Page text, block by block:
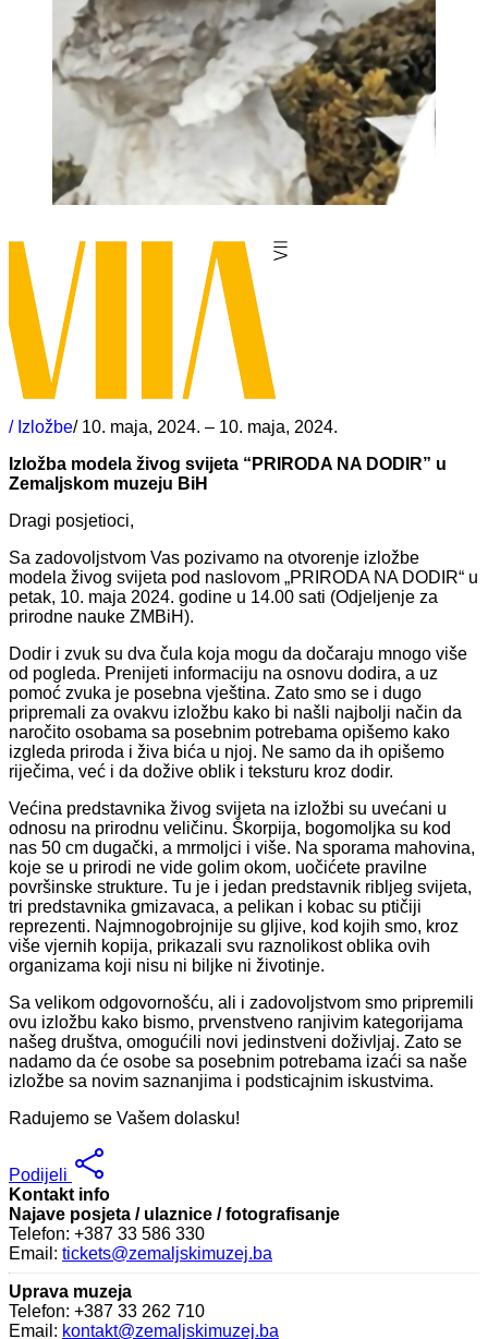
/ Izložbe/ 10. maja, 2024. – 10. maja, 2024.
Izložba modela živog svijeta “PRIRODA NA DODIR” u
Zemaljskom muzeju BiH
Dragi posjetioci,
Sa zadovoljstvom Vas pozivamo na otvorenje izložbe
modela živog svijeta pod naslovom „PRIRODA NA DODIR“ u
petak, 10. maja 2024. godine u 14.00 sati (Odjeljenje za
prirodne nauke ZMBiH).
Dodir i zvuk su dva čula koja mogu da dočaraju mnogo više
od pogleda. Prenijeti informaciju na osnovu dodira, a uz
pomoć zvuka je posebna vještina. Zato smo se i dugo
pripremali za ovakvu izložbu kako bi našli najbolji način da
naročito osobama sa posebnim potrebama opišemo kako
izgleda priroda i živa bića u njoj. Ne samo da ih opišemo
riječima, već i da dožive oblik i teksturu kroz dodir.
Većina predstavnika živog svijeta na izložbi su uvećani u
odnosu na prirodnu veličinu. Škorpija, bogomoljka su kod
nas 50 cm dugački, a mrmoljci i više. Na sporama mahovina,
koje se u prirodi ne vide golim okom, uočićete pravilne
površinske strukture. Tu je i jedan predstavnik ribljeg svijeta,
tri predstavnika gmizavaca, a pelikan i kobac su ptičiji
reprezenti. Najmnogobrojnije su gljive, kod kojih smo, kroz
više vjernih kopija, prikazali svu raznolikost oblika ovih
organizama koji nisu ni biljke ni životinje.
Sa velikom odgovornošću, ali i zadovoljstvom smo pripremili
ovu izložbu kako bismo, prvenstveno ranjivim kategorijama
našeg društva, omogućili novi jedinstveni doživljaj. Zato se
nadamo da će osobe sa posebnim potrebama izaći sa naše
izložbe sa novim saznanjima i podsticajnim iskustvima.
Radujemo se Vašem dolasku!
Podijeli
Kontakt info
Najave posjeta / ulaznice / fotografisanje
Telefon: +387 33 586 330
Email: tickets@zemaljskimuzej.ba
Uprava muzeja
Telefon: +387 33 262 710
Email: kontakt@zemaljskimuzej.ba